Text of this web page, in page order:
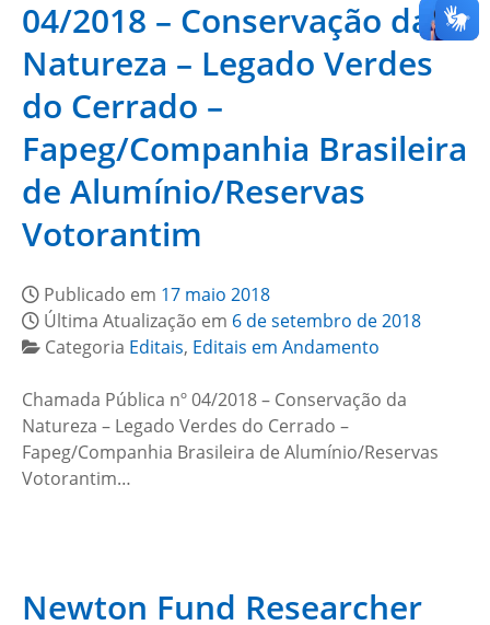
04/2018 – Conservação da
Natureza – Legado Verdes
do Cerrado –
Fapeg/Companhia Brasileira
de Alumínio/Reservas
Votorantim
Publicado em 17 maio 2018
Última Atualização em 6 de setembro de 2018
Categoria Editais, Editais em Andamento
Chamada Pública nº 04/2018 – Conservação da
Natureza – Legado Verdes do Cerrado –
Fapeg/Companhia Brasileira de Alumínio/Reservas
Votorantim…
Newton Fund Researcher